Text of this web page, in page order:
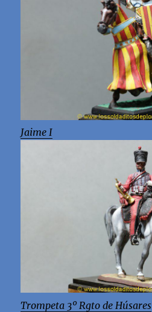
Jaime I
Trompeta 3º Rgto de Húsares